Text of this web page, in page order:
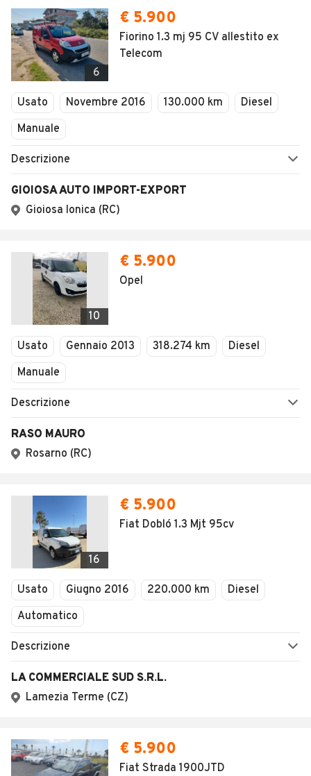
6
€ 5.900
Fiorino 1.3 mj 95 CV allestito ex
Telecom
Usato Novembre 2016 130.000 km
Diesel
Manuale
Descrizione
GIOIOSA AUTO IMPORT-EXPORT
Gioiosa Ionica (RC)
10
€ 5.900
Opel
Usato Gennaio 2013 318.274 km
Diesel
Manuale
Descrizione
RASO MAURO
Rosarno (RC)
16
€ 5.900
Fiat Dobló 1.3 Mjt 95cv
Usato Giugno 2016 220.000 km
Diesel
Automatico
Descrizione
LA COMMERCIALE SUD S.R.L.
Lamezia Terme (CZ)
€ 5.900
Fiat Strada 1900JTD